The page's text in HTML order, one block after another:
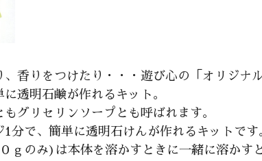
、香りをつけたり・・・遊び心の「オリジナ
透明石鹸が作れるキット。
グリセリンソープとも呼ばれます。
1分で、簡単に透明石けんが作れるキットで
ｇのみ)は本体を溶かすときに一緒に溶かす